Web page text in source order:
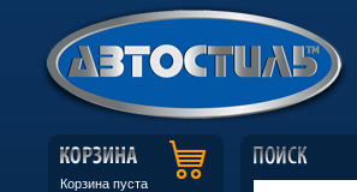
Корзина пуста